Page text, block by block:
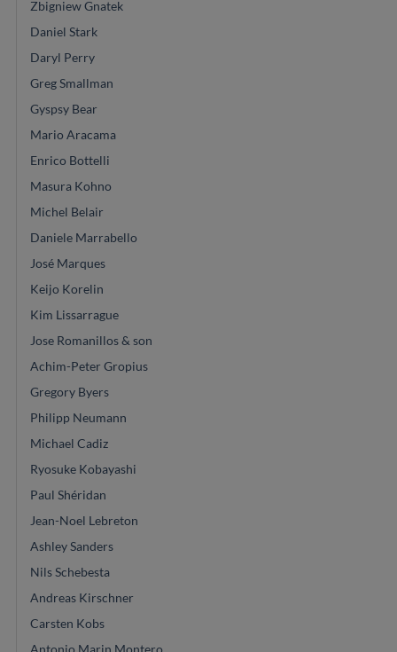
Zbigniew Gnatek
Daniel Stark
Daryl Perry
Greg Smallman
Gyspsy Bear
Mario Aracama
Enrico Bottelli
Masura Kohno
Michel Belair
Daniele Marrabello
José Marques
Keijo Korelin
Kim Lissarrague
Jose Romanillos & son
Achim-Peter Gropius
Gregory Byers
Philipp Neumann
Michael Cadiz
Ryosuke Kobayashi
Paul Shéridan
Jean-Noel Lebreton
Ashley Sanders
Nils Schebesta
Andreas Kirschner
Carsten Kobs